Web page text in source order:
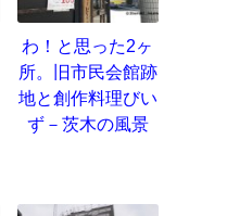
わ！と思った2ヶ
所。旧市民会館跡
地と創作料理びい
ず－茨木の風景